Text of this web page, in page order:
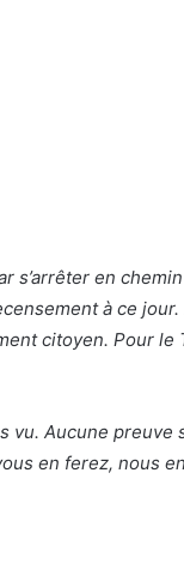
s’arrêter en
à ce
citoyen. Pour le
vu. Aucune preuve
en ferez, nous